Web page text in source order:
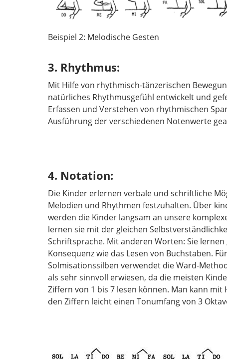
Beispiel 2: Melodische Gesten
3. Rhythmus:
Mit Hilfe von rhythmisch-tänzerischen
natürliches Rhythmusgefühl entwickelt und
Erfassen und Verstehen von rhythmischen
Ausführung der verschiedenen Notenwerte
4. Notation:
Die Kinder erlernen verbale und schriftliche
Melodien und Rhythmen festzuhalten. Über
werden die Kinder langsam an unsere
lernen sie mit der gleichen
Schriftsprache. Mit anderen Worten: Sie lernen
Konsequenz wie das Lesen von Buchstaben.
Solmisationssilben verwendet die Ward-
als sehr sinnvoll erwiesen, da die meisten
Ziffern von 1 bis 7 lesen können. Man kann
den Ziffern leicht einen Tonumfang von 3